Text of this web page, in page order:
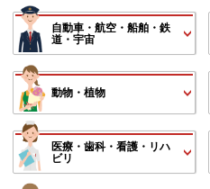
自動車・航空・船舶・鉄
道・宇宙
動物・植物
医療・歯科・看護・リハ
ビリ